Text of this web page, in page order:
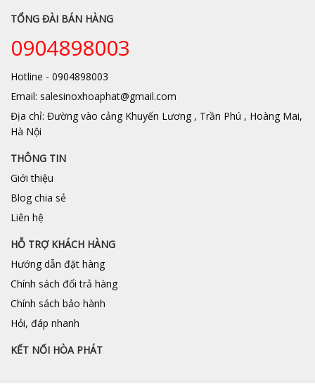
TỔNG ĐÀI BÁN HÀNG
0904898003
Hotline - 0904898003
Email: salesinoxhoaphat@gmail.com
Địa chỉ: Đường vào cảng Khuyến Lương , Trần Phú , Hoàng Mai,
Hà Nội
THÔNG TIN
Giới thiệu
Blog chia sẻ
Liên hệ
HỖ TRỢ KHÁCH HÀNG
Hướng dẫn đặt hàng
Chính sách đổi trả hàng
Chính sách bảo hành
Hỏi, đáp nhanh
KẾT NỐI HÒA PHÁT